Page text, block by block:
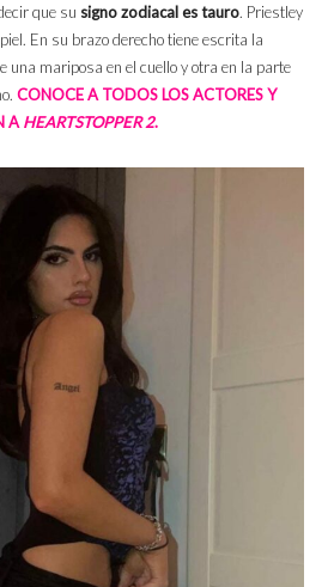
que su signo zodiacal es tauro. Priestley
En su brazo derecho tiene escrita la
una mariposa en el cuello y otra en la parte
CONOCE A TODOS LOS ACTORES Y
A HEARTSTOPPER 2.